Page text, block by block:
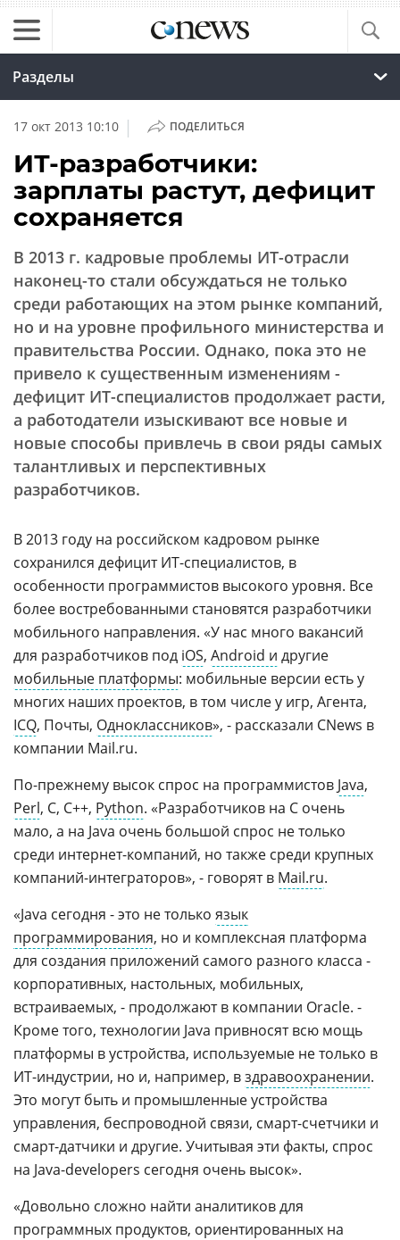
Разделы
17 окт 2013 10:10 | ПОДЕЛИТЬСЯ
ИТ-разработчики:
зарплаты растут, дефицит
сохраняется
В 2013 г. кадровые проблемы ИТ-отрасли
наконец-то стали обсуждаться не только
среди работающих на этом рынке компаний,
но и на уровне профильного министерства и
правительства России. Однако, пока это не
привело к существенным изменениям -
дефицит ИТ-специалистов продолжает расти,
а работодатели изыскивают все новые и
новые способы привлечь в свои ряды самых
талантливых и перспективных
разработчиков.
В 2013 году на российском кадровом рынке
сохранился дефицит ИТ-специалистов, в
особенности программистов высокого уровня. Все
более востребованными становятся разработчики
мобильного направления. «У нас много вакансий
для разработчиков под iOS, Android и другие
мобильные платформы: мобильные версии есть у
многих наших проектов, в том числе у игр, Агента,
ICQ, Почты, Одноклассников», - рассказали CNews в
компании Mail.ru.
По-прежнему высок спрос на программистов Java,
Perl, С, C++, Python. «Разработчиков на C очень
мало, а на Java очень большой спрос не только
среди интернет-компаний, но также среди крупных
компаний-интеграторов», - говорят в Mail.ru.
«Java сегодня - это не только язык
программирования, но и комплексная платформа
для создания приложений самого разного класса -
корпоративных, настольных, мобильных,
встраиваемых, - продолжают в компании Oracle. -
Кроме того, технологии Java привносят всю мощь
платформы в устройства, используемые не только в
ИТ-индустрии, но и, например, вздравоохранении.
Это могут быть и промышленные устройства
управления, беспроводной связи, смарт-счетчики и
смарт-датчики и другие. Учитывая эти факты, спрос
на Java-developers сегодня очень высок».
«Довольно сложно найти аналитиков для
программных продуктов, ориентированных на